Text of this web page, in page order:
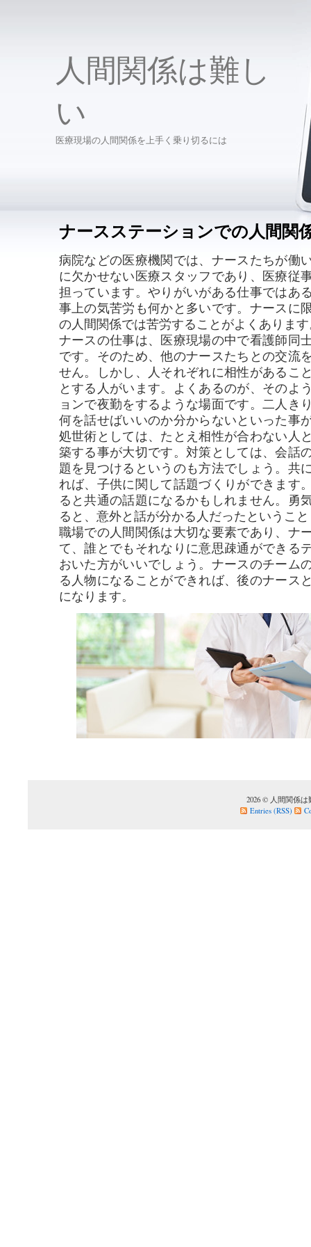
人間関係は難し
い
医療現場の人間関係を上手く乗り切るには
ナースステーションでの人間関
病院などの医療機関では、ナースたちが働
に欠かせない医療スタッフであり、医療従
担っています。やりがいがある仕事ではあ
事上の気苦労も何かと多いです。ナースに
の人間関係では苦労することがよくありま
ナースの仕事は、医療現場の中で看護師同
です。そのため、他のナースたちとの交流
せん。しかし、人それぞれに相性があるこ
とする人がいます。よくあるのが、そのよ
ョンで夜勤をするような場面です。二人き
何を話せばいいのか分からないといった事
処世術としては、たとえ相性が合わない人
築する事が大切です。対策としては、会話
題を見つけるというのも方法でしょう。共
れば、子供に関して話題づくりができます
ると共通の話題になるかもしれません。勇
ると、意外と話が分かる人だったというこ
職場での人間関係は大切な要素であり、ナ
て、誰とでもそれなりに意思疎通ができる
おいた方がいいでしょう。ナースのチーム
る人物になることができれば、後のナース
になります。
2026 © 人間関係は
Entries (RSS)